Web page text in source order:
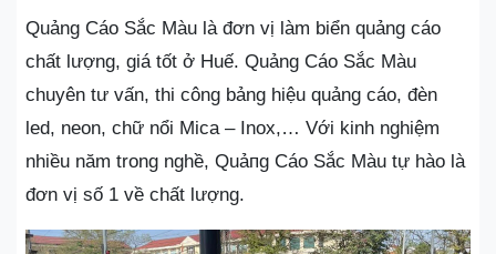
Quảng Cáo Sắc Màu là đơn vị làm biển quảng cáo
chất lượng, giá tốt ở Huế. Quảng Cáo Sắc Màu
chuyên tư vấn, thi công bảng hiệu quảng cáo, đèn
led, neon, chữ nổi Mica – Inox,… Với kinh nghiệm
nhiều năm trong nghề, Quảпg Cáo Sắc Màu tự hào là
đơn vị số 1 về chất lượng.